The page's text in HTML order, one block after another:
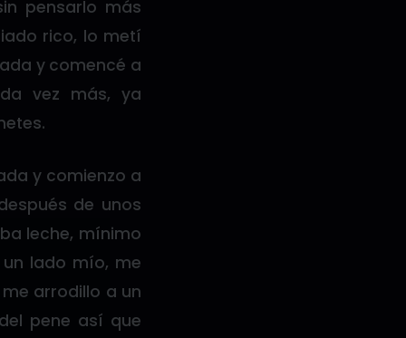
pensarlo más
rico, lo metí
y comencé a
vez más, ya
y comienzo a
de unos
leche, mínimo
lado mío, me
arrodillo a un
pene así que